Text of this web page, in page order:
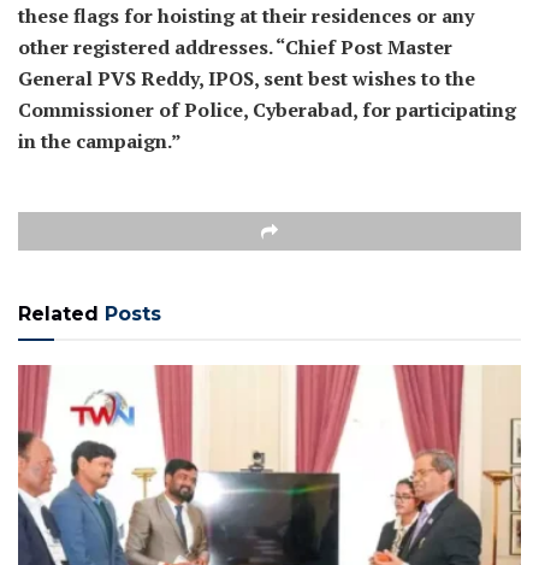
these flags for hoisting at their residences or any
other registered addresses. “Chief Post Master
General PVS Reddy, IPOS, sent best wishes to the
Commissioner of Police, Cyberabad, for participating
in the campaign.”
Related Posts